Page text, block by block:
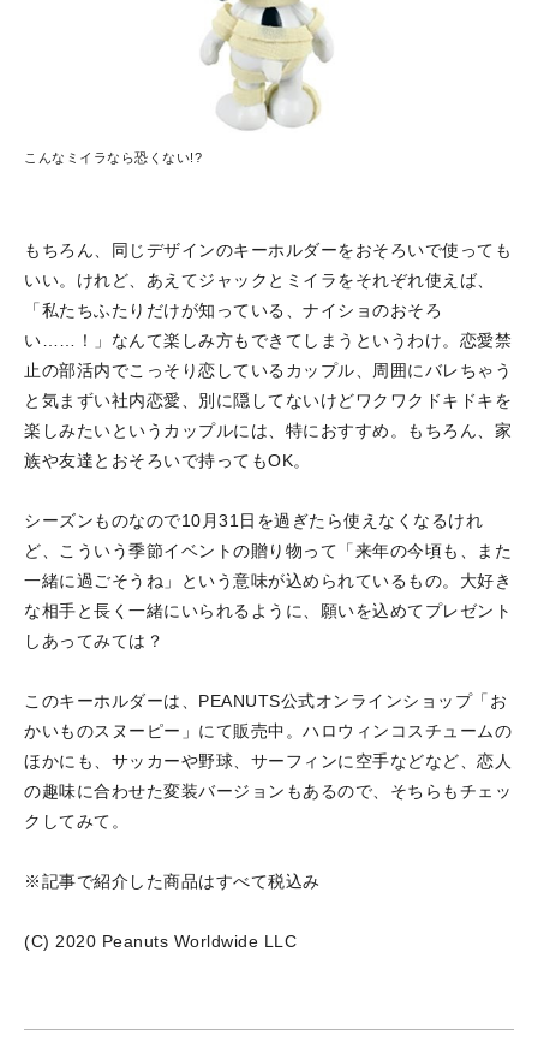
こんなミイラなら恐くない!?
もちろん、同じデザインのキーホルダーをおそろいで使っても
いい。けれど、あえてジャックとミイラをそれぞれ使えば、
「私たちふたりだけが知っている、ナイショのおそろ
い……！」なんて楽しみ方もできてしまうというわけ。恋愛禁
止の部活内でこっそり恋しているカップル、周囲にバレちゃう
と気まずい社内恋愛、別に隠してないけどワクワクドキドキを
楽しみたいというカップルには、特におすすめ。もちろん、家
族や友達とおそろいで持ってもOK。
シーズンものなので10月31日を過ぎたら使えなくなるけれ
ど、こういう季節イベントの贈り物って「来年の今頃も、また
一緒に過ごそうね」という意味が込められているもの。大好き
な相手と長く一緒にいられるように、願いを込めてプレゼント
しあってみては？
このキーホルダーは、PEANUTS公式オンラインショップ「お
かいものスヌーピー」にて販売中。ハロウィンコスチュームの
ほかにも、サッカーや野球、サーフィンに空手などなど、恋人
の趣味に合わせた変装バージョンもあるので、そちらもチェッ
クしてみて。
※記事で紹介した商品はすべて税込み
(C) 2020 Peanuts Worldwide LLC